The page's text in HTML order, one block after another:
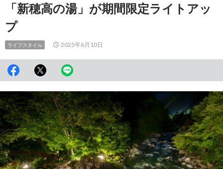
「新穂高の湯」が期間限定ライトアッ
プ
ライフスタイル 2025年6月10日